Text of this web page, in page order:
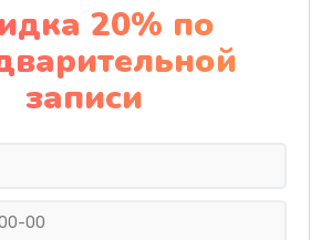
20% по
записи